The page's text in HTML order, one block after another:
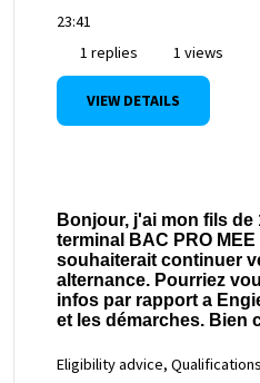
23:41
1 replies
1 views
VIEW DETAILS
Bonjour, j'ai mon fils de
terminal BAC PRO MEE
souhaiterait continuer
alternance. Pourriez
infos par rapport a
et les démarches. Bien
Eligibility advice, Qualifications